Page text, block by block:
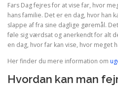
Fars Dag fejres for at vise far, hvor
hans familie. Det er en dag, hvor han
slappe af fra sine daglige gøremål.
føle sig værdsat og anerkendt for alt
en dag, hvor far kan vise, hvor meget
Her finder du mere information om
Hvordan kan man